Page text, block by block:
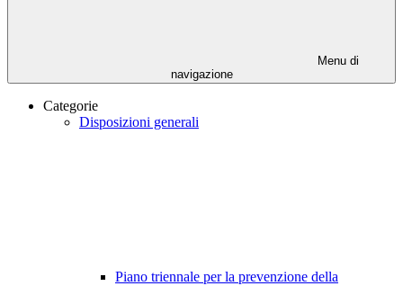
Menu di
navigazione
Categorie
Disposizioni generali
Piano triennale per la prevenzione della